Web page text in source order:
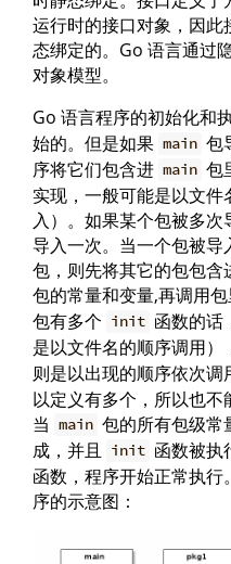
运行时的接口对象，因
态绑定的。Go 语言通过
对象模型。
Go 语言程序的初始化和
始的。但是如果 main 包
序将它们包含进 main 包
实现，一般可能是以文
入）。如果某个包被多
导入一次。当一个包被
包，则先将其它的包包
包的常量和变量,再调用
包有多个 init 函数的话
是以文件名的顺序调用
则是以出现的顺序依次调
以定义有多个，所以也不
当 main 包的所有包级常
成，并且
init 函数被执
函数，程序开始正常执
序的示意图：